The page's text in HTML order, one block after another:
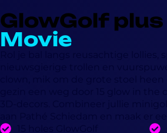
GlowGolf plus
Movie